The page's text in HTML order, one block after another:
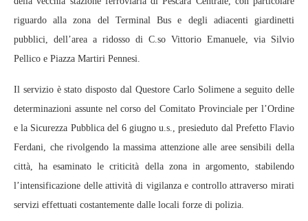
riguardo alla zona del Terminal Bus e degli adiacenti giardinetti
pubblici, dell’area a ridosso di C.so Vittorio Emanuele, via Silvio
Pellico e Piazza Martiri Pennesi.
Il servizio è stato disposto dal Questore Carlo Solimene a seguito delle
determinazioni assunte nel corso del Comitato Provinciale per l’Ordine
e la Sicurezza Pubblica del 6 giugno u.s., presieduto dal Prefetto Flavio
Ferdani, che rivolgendo la massima attenzione alle aree sensibili della
città, ha esaminato le criticità della zona in argomento, stabilendo
l’intensificazione delle attività di vigilanza e controllo attraverso mirati
servizi effettuati costantemente dalle locali forze di polizia.